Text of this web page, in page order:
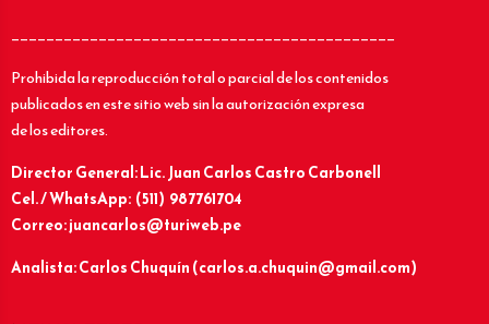
____________________________________________
Prohibida la reproducción total o parcial de los contenidos
publicados en este sitio web sin la autorización expresa
de los editores.
Director General: Lic.Juan Carlos Castro Carbonell
Cel. / WhatsApp: (511) 987761704
Correo: juancarlos@turiweb.pe
Analista: Carlos Chuquín (carlos.a.chuquin@gmail.com)